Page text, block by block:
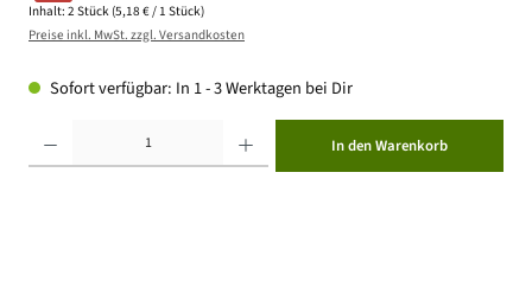
Inhalt: 2 Stück (5,18 € / 1 Stück)
Preise inkl. MwSt. zzgl. Versandkosten
Sofort verfügbar: In 1 - 3 Werktagen bei Dir
In den Warenkorb